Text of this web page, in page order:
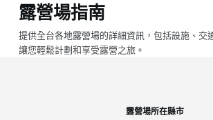
跳
至
主
露營場指南
提供全台各地露營場的詳細資訊，包括設施、交
讓您輕鬆計劃和享受露營之旅。
露營場所在縣市